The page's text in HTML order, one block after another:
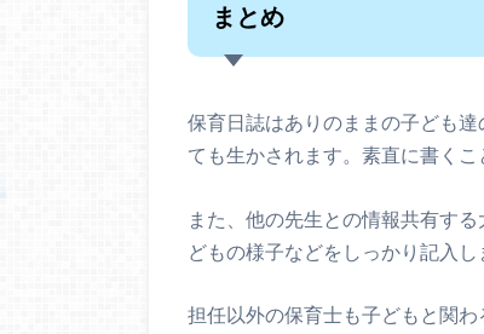
まとめ
保育日誌はありのままの子ども
ても生かされます。素直に書くこ
また、他の先生との情報共有す
どもの様子などをしっかり記入し
担任以外の保育士も子どもと関